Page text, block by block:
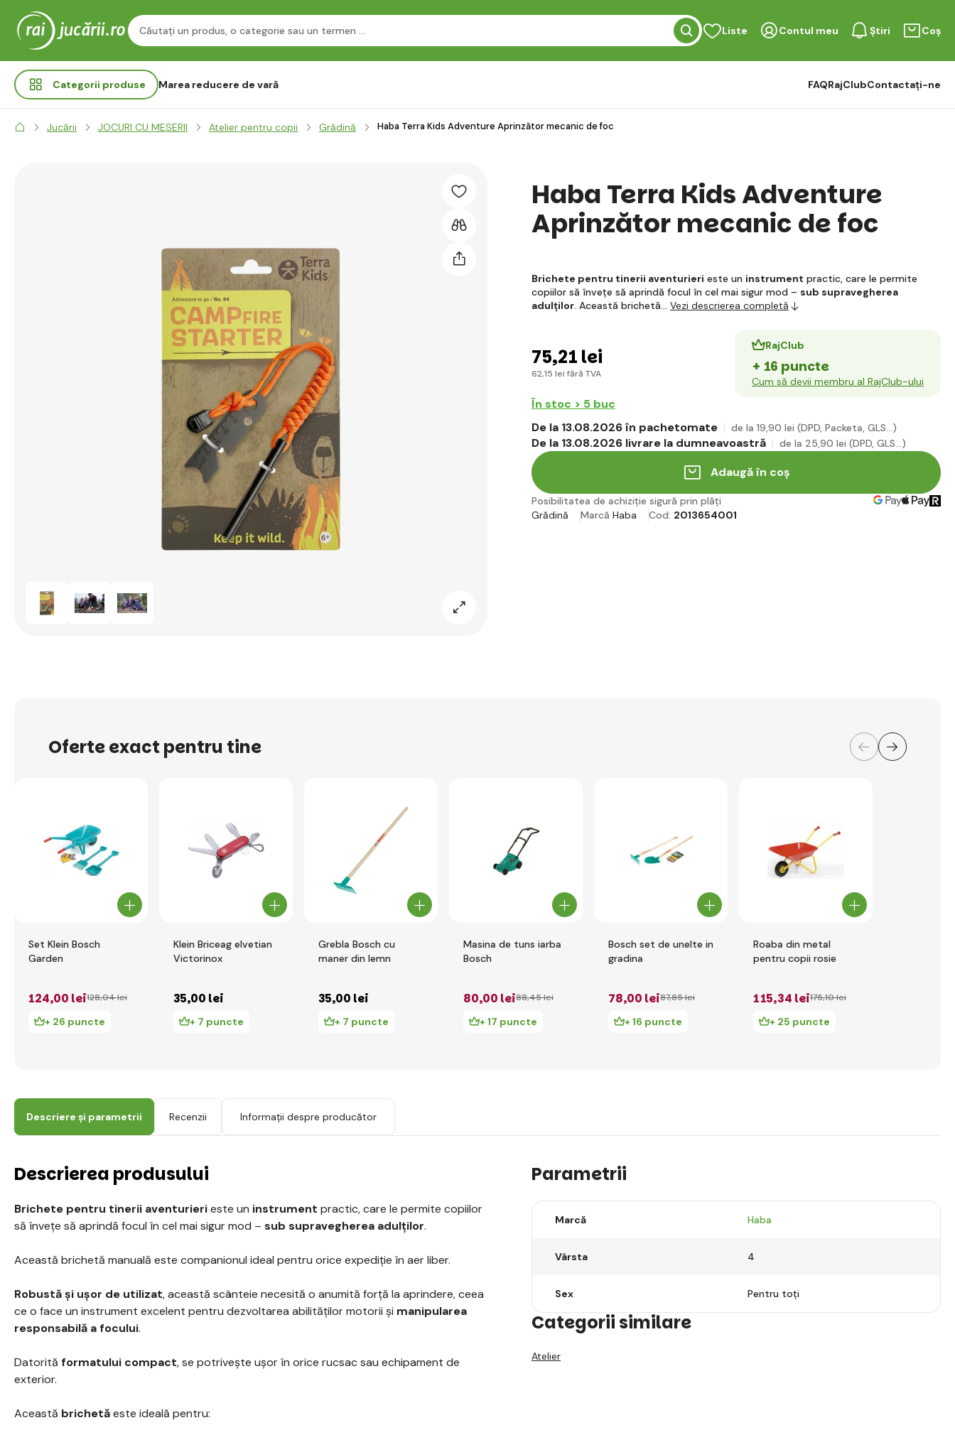
Liste Contul meu Știri Coș
Categorii produse Marea reducere de vară FAQRajClubContactați-ne
Jucării JOCURI CU MESERII Atelier pentru copii Grădină Haba Terra Kids Adventure Aprinzător mecanic de foc
Haba Terra Kids Adventure
Aprinzător mecanic de foc
Brichete pentru tinerii aventurieri este un instrument practic, care le permite
copiilor să învețe să aprindă focul în cel mai sigur mod – sub supravegherea
adulților. Această brichetă… Vezi descrierea completă
75,21 lei
62,15 lei fără TVA
RajClub
+ 16 puncte
Cum să devii membru al RajClub-ului
În stoc > 5 buc
De la 13.08.2026 în pachetomate
de la 19,90 lei (DPD, Packeta, GLS...)
De la 13.08.2026 livrare la dumneavoastră de la 25,90 lei (DPD, GLS...)
Adaugă în coș
Posibilitatea de achiziție sigură prin plăți
Grădină
Marcă Haba Cod: 2013654001
Oferte exact pentru tine
Set Klein Bosch
Garden
124,00 lei128,04 lei
+ 26 puncte
Klein Briceag elvetian
Victorinox
35,00 lei
+ 7 puncte
Grebla Bosch cu
maner din lemn
35,00 lei
+ 7 puncte
Masina de tuns iarba
Bosch
80,00 lei88,45 lei
+ 17 puncte
Bosch set de unelte in
gradina
78,00 lei87,85 lei
+ 16 puncte
Roaba din metal
pentru copii rosie
115,34 lei175,10 lei
+ 25 puncte
Descriere și parametrii Recenzii Informații despre producător
Descrierea produsului
Brichete pentru tinerii aventurierieste un instrument practic, care le permite copiilor
să învețe să aprindă focul în cel mai sigur mod – sub supravegherea adulților.
Această brichetă manuală este companionul ideal pentru orice expediție în aer liber.
Robustă și ușor de utilizat, această scânteie necesită o anumită forță la aprindere, ceea
ce o face un instrument excelent pentru dezvoltarea abilităților motorii și manipularea
responsabilă a focului.
Datorită formatului compact, se potrivește ușor în orice rucsac sau echipament de
exterior.
Această brichetăeste ideală pentru:
Parametrii
Marcă Haba
Vârsta 4
Sex Pentru toți
Categorii similare
Atelier